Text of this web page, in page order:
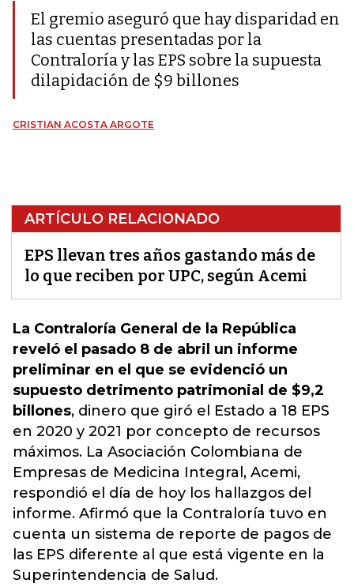
El gremio aseguró que hay disparidad en
las cuentas presentadas por la
Contraloría y las EPS sobre la supuesta
dilapidación de $9 billones
CRISTIAN ACOSTA ARGOTE
ARTÍCULO RELACIONADO
EPS llevan tres años gastando más de
lo que reciben por UPC, según Acemi
La Contraloría General de la República
reveló el pasado 8 de abril un informe
preliminar en el que se evidenció un
supuesto detrimento patrimonial de $9,2
billones, dinero que giró el Estado a 18 EPS
en 2020 y 2021 por concepto de recursos
máximos. La Asociación Colombiana de
Empresas de Medicina Integral, Acemi,
respondió el día de hoy los hallazgos del
informe. Afirmó que la Contraloría tuvo en
cuenta un sistema de reporte de pagos de
las EPS diferente al que está vigente en la
Superintendencia de Salud.